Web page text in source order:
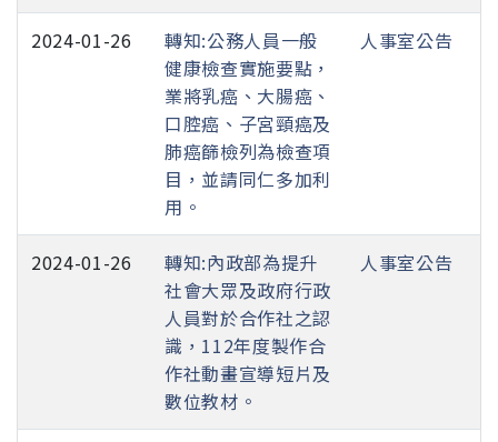
2024-01-26
轉知:公務人員一般
健康檢查實施要點，
業將乳癌、大腸癌、
口腔癌、子宮頸癌及
肺癌篩檢列為檢查項
目，並請同仁多加利
用。
人事室公告
2024-01-26
轉知:內政部為提升
社會大眾及政府行政
人員對於合作社之認
識，112年度製作合
作社動畫宣導短片及
數位教材。
人事室公告